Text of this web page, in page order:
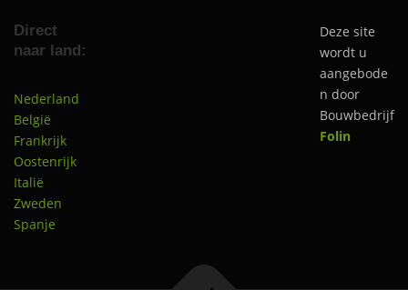
Direct
naar land:
Nederland
België
Frankrijk
Oostenrijk
Italië
Zweden
Spanje
Deze site
wordt u
aangebode
n door
Bouwbedrijf
Folin